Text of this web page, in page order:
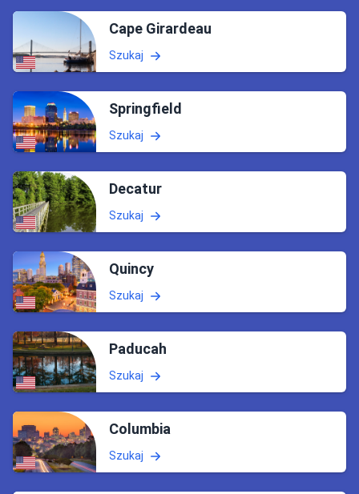
Cape Girardeau
Szukaj
Springfield
Szukaj
Decatur
Szukaj
Quincy
Szukaj
Paducah
Szukaj
Columbia
Szukaj